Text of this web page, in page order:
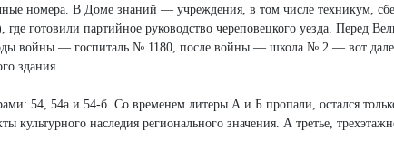
номера. В Доме знаний — учреждения, в том числе техникум,
готовили партийное руководство череповецкого уезда. Перед
войны — госпиталь № 1180, после войны — школа № 2 — вот
здания.
54, 54а и 54-б. Со временем литеры А и Б пропали, остался
наследия регионального значения. А третье,